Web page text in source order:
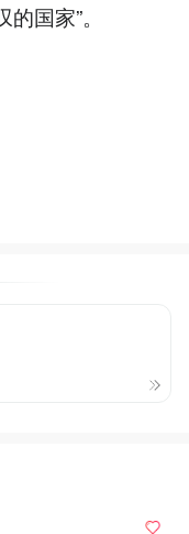
国家”。